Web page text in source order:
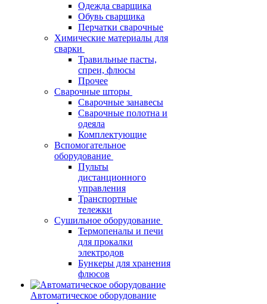
Одежда сварщика
Обувь сварщика
Перчатки сварочные
Химические материалы для
сварки
Травильные пасты,
спреи, флюсы
Прочее
Сварочные шторы
Сварочные занавесы
Сварочные полотна и
одеяла
Комплектующие
Вспомогательное
оборудование
Пульты
дистанционного
управления
Транспортные
тележки
Сушильное оборудование
Термопеналы и печи
для прокалки
электродов
Бункеры для хранения
флюсов
Автоматическое оборудование